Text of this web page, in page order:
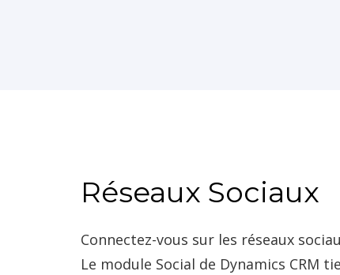
Réseaux Sociaux
Connectez-vous sur les réseaux
Le module Social de Dynamics CRM